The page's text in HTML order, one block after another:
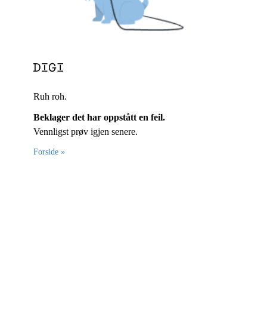
Ruh roh.
Beklager det har oppstått en feil.
Vennligst prøv igjen senere.
Forside »